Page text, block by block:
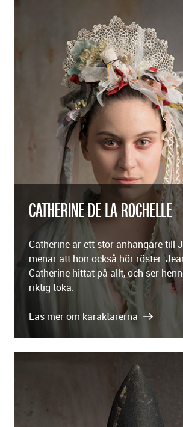
CATHERINE DE LA ROCHELLE
Catherine är ett stor anhängare till
menar att hon också hör röster.
Catherine hittat på allt, och ser
riktig toka.
Läs mer om karaktärerna